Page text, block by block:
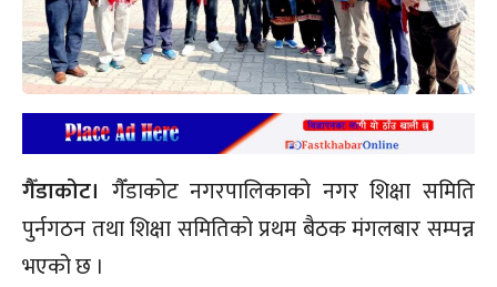
गैँडाकोट। गैँडाकोट नगरपालिकाको नगर शिक्षा समिति
पुर्नगठन तथा शिक्षा समितिको प्रथम बैठक मंगलबार सम्पन्न
भएको छ ।